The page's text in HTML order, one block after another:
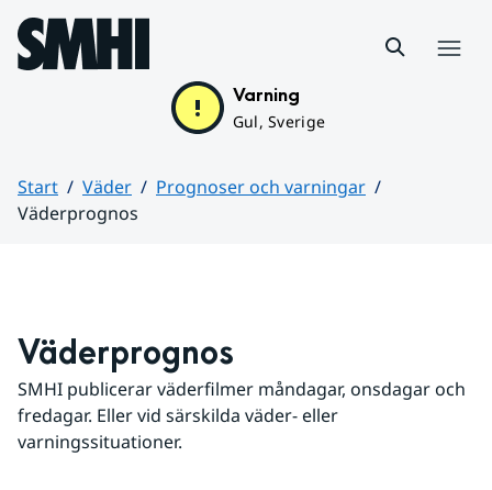
Hoppa till sidans innehåll
Varning
Gul, Sverige
Start Väder
Prognoser och varningar
Väderprognos
Väderprognos
SMHI publicerar väderfilmer måndagar, onsdagar och
fredagar. Eller vid särskilda väder- eller
varningssituationer.